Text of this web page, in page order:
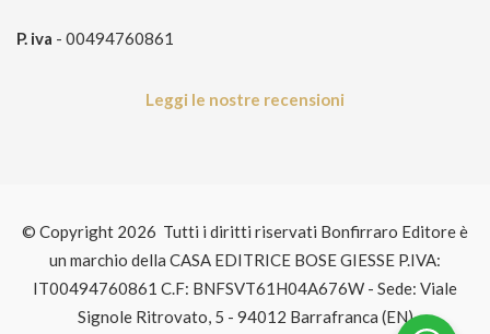
P. iva - 00494760861
Leggi le nostre recensioni
© Copyright 2026 Tutti i diritti riservati Bonfirraro Editore è
un marchio della CASA EDITRICE BOSE GIESSE P.IVA:
IT00494760861 C.F: BNFSVT61H04A676W - Sede: Viale
Signole Ritrovato, 5 - 94012 Barrafranca (EN)